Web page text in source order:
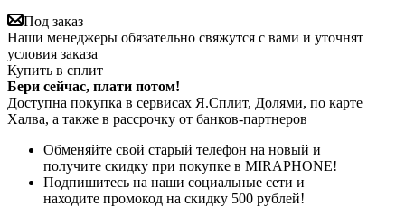
Под заказ
Наши менеджеры обязательно свяжутся с вами и уточнят
условия заказа
Купить в сплит
Бери сейчас, плати потом!
Доступна покупка в сервисах Я.Сплит, Долями, по карте
Халва, а также в рассрочку от банков-партнеров
Обменяйте свой старый телефон на новый и
получите скидку при покупке в MIRAPHONE!
Подпишитесь на наши социальные сети и
находите промокод на скидку 500 рублей!